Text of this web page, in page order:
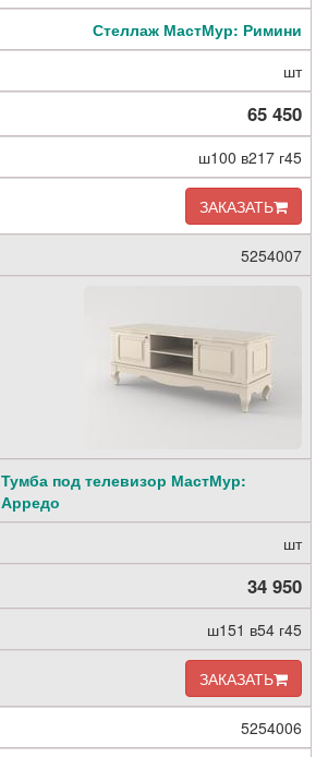
Стеллаж МастМур: Римини
шт
65 450
ш100 в217 г45
ЗАКАЗАТЬ
5254007
Тумба под телевизор МастМур:
Арредо
шт
34 950
ш151 в54 г45
ЗАКАЗАТЬ
5254006